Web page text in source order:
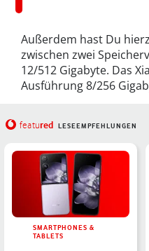
Außerdem hast Du
zwischen zwei
12/512 Gigabyte. Das
Ausführung 8/256
featured LESEEMPFEHLUNGEN
SMARTPHONES &
TABLETS